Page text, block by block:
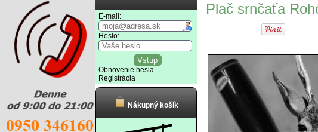
E-mail:
Heslo:
Obnovenie hesla
Registrácia
Nákupný košík
Plač srnčaťa